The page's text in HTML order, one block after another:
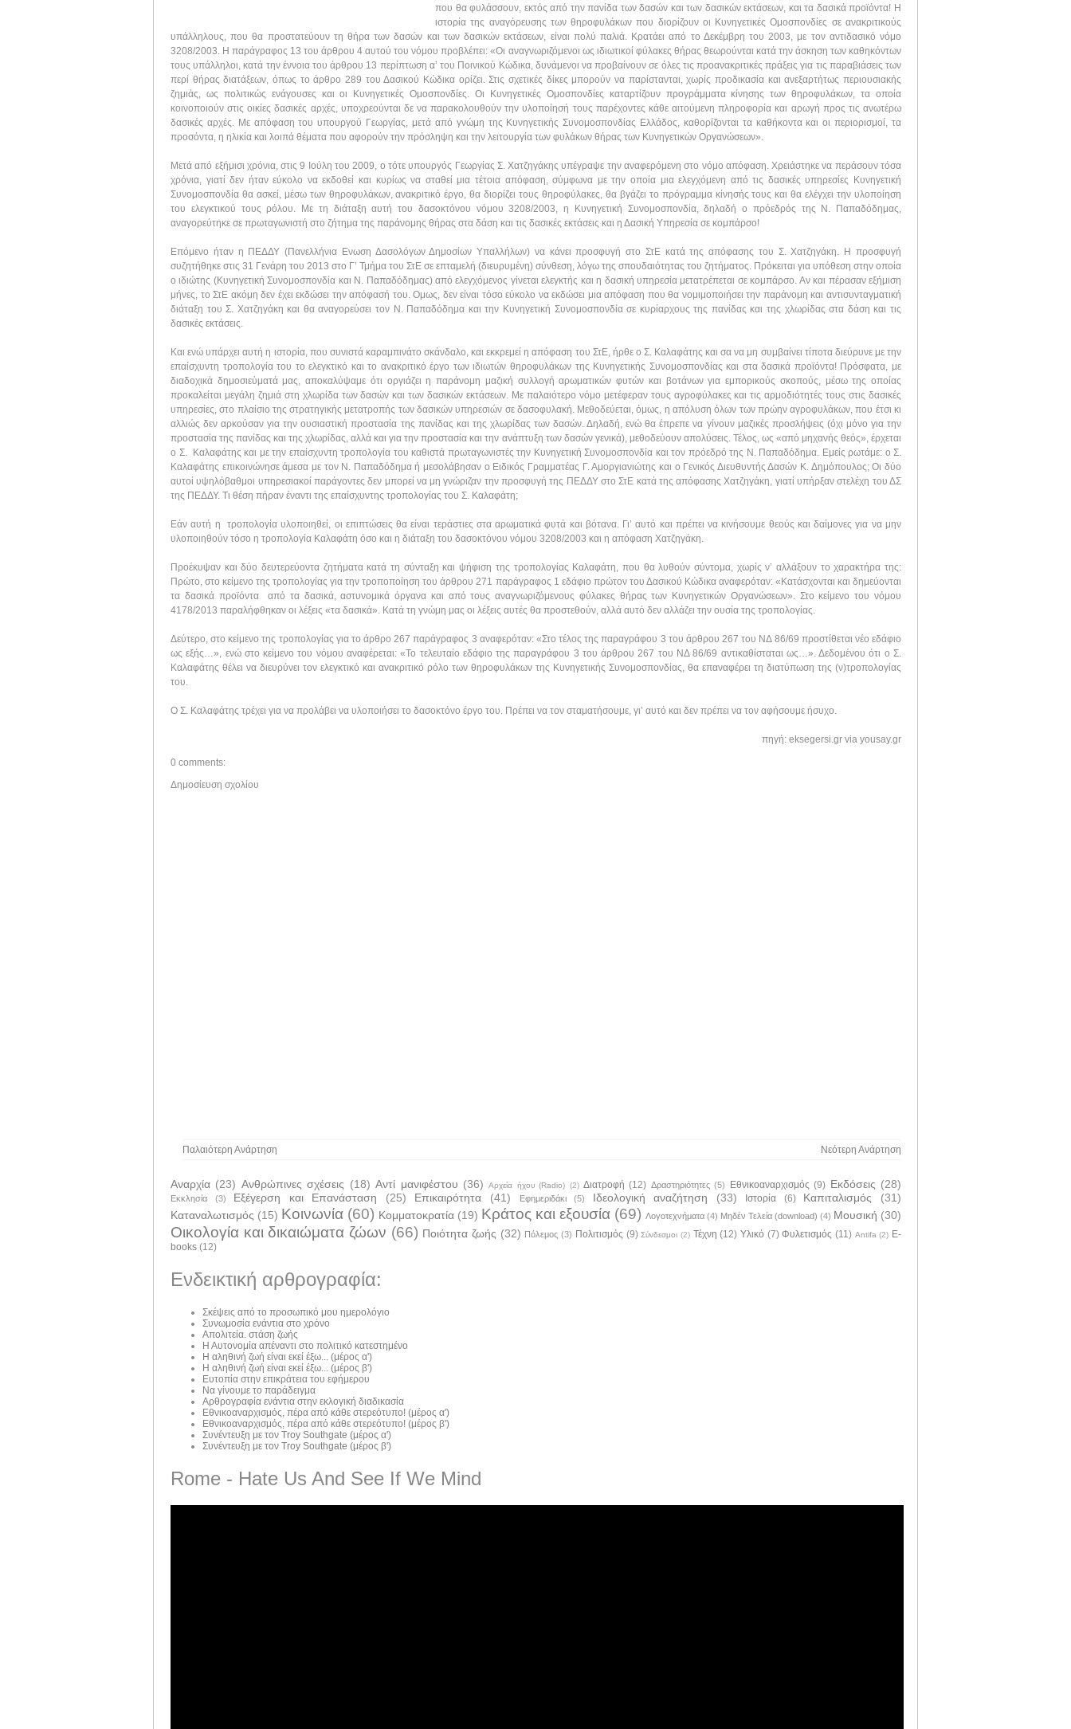
που θα φυλάσσουν, εκτός από την πανίδα των δασών και των δασικών εκτάσεων, και τα δασικά προϊόντα! Η
ιστορία της αναγόρευσης των θηροφυλάκων που διορίζουν οι Κυνηγετικές Ομοσπονδίες σε ανακριτικούς
υπάλληλους, που θα προστατεύουν τη θήρα των δασών και των δασικών εκτάσεων, είναι πολύ παλιά. Κρατάει από το Δεκέμβρη του 2003, με τον αντιδασικό νόμο
3208/2003. Η παράγραφος 13 του άρθρου 4 αυτού του νόμου προβλέπει: «Οι αναγνωριζόμενοι ως ιδιωτικοί φύλακες θήρας θεωρούνται κατά την άσκηση των καθηκόντων
τους υπάλληλοι, κατά την έννοια του άρθρου 13 περίπτωση α’ του Ποινικού Κώδικα, δυνάμενοι να προβαίνουν σε όλες τις προανακριτικές πράξεις για τις παραβιάσεις των
περί θήρας διατάξεων, όπως το άρθρο 289 του Δασικού Κώδικα ορίζει. Στις σχετικές δίκες μπορούν να παρίστανται, χωρίς προδικασία και ανεξαρτήτως περιουσιακής
ζημιάς, ως πολιτικώς ενάγουσες και οι Κυνηγετικές Ομοσπονδίες. Οι Κυνηγετικές Ομοσπονδίες καταρτίζουν προγράμματα κίνησης των θηροφυλάκων, τα οποία
κοινοποιούν στις οικίες δασικές αρχές, υποχρεούνται δε να παρακολουθούν την υλοποίησή τους παρέχοντες κάθε αιτούμενη πληροφορία και αρωγή προς τις ανωτέρω
δασικές αρχές. Με απόφαση του υπουργού Γεωργίας, μετά από γνώμη της Κυνηγετικής Συνομοσπονδίας Ελλάδος, καθορίζονται τα καθήκοντα και οι περιορισμοί, τα
προσόντα, η ηλικία και λοιπά θέματα που αφορούν την πρόσληψη και την λειτουργία των φυλάκων θήρας των Κυνηγετικών Οργανώσεων».
Μετά από εξήμισι χρόνια, στις 9 Ιούλη του 2009, ο τότε υπουργός Γεωργίας Σ. Χατζηγάκης υπέγραψε την αναφερόμενη στο νόμο απόφαση. Χρειάστηκε να περάσουν τόσα
χρόνια, γιατί δεν ήταν εύκολο να εκδοθεί και κυρίως να σταθεί μια τέτοια απόφαση, σύμφωνα με την οποία μια ελεγχόμενη από τις δασικές υπηρεσίες Κυνηγετική
Συνομοσπονδία θα ασκεί, μέσω των θηροφυλάκων, ανακριτικό έργο, θα διορίζει τους θηροφύλακες, θα βγάζει το πρόγραμμα κίνησής τους και θα ελέγχει την υλοποίηση
του ελεγκτικού τους ρόλου. Με τη διάταξη αυτή του δασοκτόνου νόμου 3208/2003, η Κυνηγετική Συνομοσπονδία, δηλαδή ο πρόεδρός της Ν. Παπαδόδημας,
αναγορεύτηκε σε πρωταγωνιστή στο ζήτημα της παράνομης θήρας στα δάση και τις δασικές εκτάσεις και η Δασική Υπηρεσία σε κομπάρσο!
Επόμενο ήταν η ΠΕΔΔΥ (Πανελλήνια Ενωση Δασολόγων Δημοσίων Υπαλλήλων) να κάνει προσφυγή στο ΣτΕ κατά της απόφασης του Σ. Χατζηγάκη. Η προσφυγή
συζητήθηκε στις 31 Γενάρη του 2013 στο Γ’ Τμήμα του ΣτΕ σε επταμελή (διευρυμένη) σύνθεση, λόγω της σπουδαιότητας του ζητήματος. Πρόκειται για υπόθεση στην οποία
ο ιδιώτης (Κυνηγετική Συνομοσπονδία και Ν. Παπαδόδημας) από ελεγχόμενος γίνεται ελεγκτής και η δασική υπηρεσία μετατρέπεται σε κομπάρσο. Αν και πέρασαν εξήμιση
μήνες, το ΣτΕ ακόμη δεν έχει εκδώσει την απόφασή του. Ομως, δεν είναι τόσο εύκολο να εκδώσει μια απόφαση που θα νομιμοποιήσει την παράνομη και αντισυνταγματική
διάταξη του Σ. Χατζηγάκη και θα αναγορεύσει τον Ν. Παπαδόδημα και την Κυνηγετική Συνομοσπονδία σε κυρίαρχους της πανίδας και της χλωρίδας στα δάση και τις
δασικές εκτάσεις.
Και ενώ υπάρχει αυτή η ιστορία, που συνιστά καραμπινάτο σκάνδαλο, και εκκρεμεί η απόφαση του ΣτΕ, ήρθε ο Σ. Καλαφάτης και σα να μη συμβαίνει τίποτα διεύρυνε με την
επαίσχυντη τροπολογία του το ελεγκτικό και το ανακριτικό έργο των ιδιωτών θηροφυλάκων της Κυνηγετικής Συνομοσπονδίας και στα δασικά προϊόντα! Πρόσφατα, με
διαδοχικά δημοσιεύματά μας, αποκαλύψαμε ότι οργιάζει η παράνομη μαζική συλλογή αρωματικών φυτών και βοτάνων για εμπορικούς σκοπούς, μέσω της οποίας
προκαλείται μεγάλη ζημιά στη χλωρίδα των δασών και των δασικών εκτάσεων. Με παλαιότερο νόμο μετέφεραν τους αγροφύλακες και τις αρμοδιότητές τους στις δασικές
υπηρεσίες, στο πλαίσιο της στρατηγικής μετατροπής των δασικών υπηρεσιών σε δασοφυλακή. Μεθοδεύεται, όμως, η απόλυση όλων των πρώην αγροφυλάκων, που έτσι κι
αλλιώς δεν αρκούσαν για την ουσιαστική προστασία της πανίδας και της χλωρίδας των δασών. Δηλαδή, ενώ θα έπρεπε να γίνουν μαζικές προσλήψεις (όχι μόνο για την
προστασία της πανίδας και της χλωρίδας, αλλά και για την προστασία και την ανάπτυξη των δασών γενικά), μεθοδεύουν απολύσεις. Τέλος, ως «από μηχανής θεός», έρχεται
ο Σ. Καλαφάτης και με την επαίσχυντη τροπολογία του καθιστά πρωταγωνιστές την Κυνηγετική Συνομοσπονδία και τον πρόεδρό της Ν. Παπαδόδημα. Εμείς ρωτάμε: ο Σ.
Καλαφάτης επικοινώνησε άμεσα με τον Ν. Παπαδόδημα ή μεσολάβησαν ο Ειδικός Γραμματέας Γ. Αμοργιανιώτης και ο Γενικός Διευθυντής Δασών Κ. Δημόπουλος; Οι δύο
αυτοί υψηλόβαθμοι υπηρεσιακοί παράγοντες δεν μπορεί να μη γνώριζαν την προσφυγή της ΠΕΔΔΥ στο ΣτΕ κατά της απόφασης Χατζηγάκη, γιατί υπήρξαν στελέχη του ΔΣ
της ΠΕΔΔΥ. Τι θέση πήραν έναντι της επαίσχυντης τροπολογίας του Σ. Καλαφάτη;
Εάν αυτή η τροπολογία υλοποιηθεί, οι επιπτώσεις θα είναι τεράστιες στα αρωματικά φυτά και βότανα. Γι’ αυτό και πρέπει να κινήσουμε θεούς και δαίμονες για να μην
υλοποιηθούν τόσο η τροπολογία Καλαφάτη όσο και η διάταξη του δασοκτόνου νόμου 3208/2003 και η απόφαση Χατζηγάκη.
Προέκυψαν και δύο δευτερεύοντα ζητήματα κατά τη σύνταξη και ψήφιση της τροπολογίας Καλαφάτη, που θα λυθούν σύντομα, χωρίς ν’ αλλάξουν το χαρακτήρα της:
Πρώτο, στο κείμενο της τροπολογίας για την τροποποίηση του άρθρου 271 παράγραφος 1 εδάφιο πρώτον του Δασικού Κώδικα αναφερόταν: «Κατάσχονται και δημεύονται
τα δασικά προϊόντα από τα δασικά, αστυνομικά όργανα και από τους αναγνωριζόμενους φύλακες θήρας των Κυνηγετικών Οργανώσεων». Στο κείμενο του νόμου
4178/2013 παραλήφθηκαν οι λέξεις «τα δασικά». Κατά τη γνώμη μας οι λέξεις αυτές θα προστεθούν, αλλά αυτό δεν αλλάζει την ουσία της τροπολογίας.
Δεύτερο, στο κείμενο της τροπολογίας για το άρθρο 267 παράγραφος 3 αναφερόταν: «Στο τέλος της παραγράφου 3 του άρθρου 267 του ΝΔ 86/69 προστίθεται νέο εδάφιο
ως εξής…», ενώ στο κείμενο του νόμου αναφέρεται: «Το τελευταίο εδάφιο της παραγράφου 3 του άρθρου 267 του ΝΔ 86/69 αντικαθίσταται ως…». Δεδομένου ότι ο Σ.
Καλαφάτης θέλει να διευρύνει τον ελεγκτικό και ανακριτικό ρόλο των θηροφυλάκων της Κυνηγετικής Συνομοσπονδίας, θα επαναφέρει τη διατύπωση της (ν)τροπολογίας
του.
Ο Σ. Καλαφάτης τρέχει για να προλάβει να υλοποιήσει το δασοκτόνο έργο του. Πρέπει να τον σταματήσουμε, γι’ αυτό και δεν πρέπει να τον αφήσουμε ήσυχο.
πηγή: eksegersi.gr via yousay.gr
0 comments:
Δημοσίευση σχολίου
Νεότερη Ανάρτηση
Παλαιότερη Ανάρτηση
Αναρχία (23) Ανθρώπινες σχέσεις (18) Αντί μανιφέστου (36) Αρχεία ήχου (Radio) (2) Διατροφή (12) Δραστηριότητες (5) Εθνικοαναρχισμός (9) Εκδόσεις (28)
Εκκλησία (3) Εξέγερση και Επανάσταση (25) Επικαιρότητα (41) Εφημεριδάκι (5) Ιδεολογική αναζήτηση (33) Ιστορία (6) Καπιταλισμός
(31)
Καταναλωτισμός (15) Κοινωνία (60) Κομματοκρατία (19) Κράτος και εξουσία (69) Λογοτεχνήματα (4) Μηδέν Τελεία (download) (4) Μουσική (30)
Οικολογία και δικαιώματα ζώων (66) Ποιότητα ζωής (32) Πόλεμος (3) Πολιτισμός (9) Σύνδεσμοι (2) Τέχνη (12) Υλικό (7) Φυλετισμός (11) Antifa (2) E-
books (12)
Ενδεικτική αρθρογραφία:
Σκέψεις από το προσωπικό μου ημερολόγιο
Συνωμοσία ενάντια στο χρόνο
Απολιτεία. στάση ζωής
Η Αυτονομία απέναντι στο πολιτικό κατεστημένο
Η αληθινή ζωή είναι εκεί έξω... (μέρος α')
Η αληθινή ζωή είναι εκεί έξω... (μέρος β')
Ευτοπία στην επικράτεια του εφήμερου
Να γίνουμε το παράδειγμα
Αρθρογραφία ενάντια στην εκλογική διαδικασία
Εθνικοαναρχισμός, πέρα από κάθε στερεότυπο! (μέρος α')
Εθνικοαναρχισμός, πέρα από κάθε στερεότυπο! (μέρος β')
Συνέντευξη με τον Troy Southgate (μέρος α')
Συνέντευξη με τον Troy Southgate (μέρος β')
Rome - Hate Us And See If We Mind